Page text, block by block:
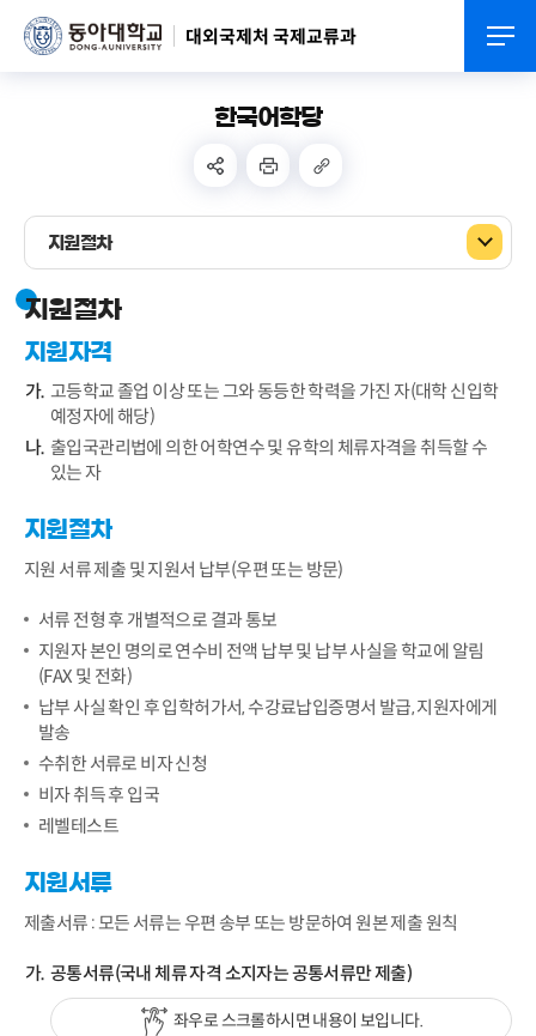
대외국제처 국제교류과
한국어학당
지원절차
지원절차
지원자격
고등학교 졸업 이상 또는 그와 동등한 학력을 가진 자(대학 신입학
예정자에 해당)
출입국관리법에 의한 어학연수 및 유학의 체류자격을 취득할 수
있는 자
지원절차
지원 서류 제출 및 지원서 납부(우편 또는 방문)
서류 전형 후 개별적으로 결과 통보
지원자 본인 명의로 연수비 전액 납부 및 납부 사실을 학교에 알림
(FAX 및 전화)
납부 사실 확인 후 입학허가서, 수강료납입증명서 발급, 지원자에게
발송
수취한 서류로 비자 신청
비자 취득 후 입국
레벨테스트
지원서류
제출서류 : 모든 서류는 우편 송부 또는 방문하여 원본 제출 원칙
공통서류(국내 체류 자격 소지자는 공통서류만 제출)
좌우로 스크롤하시면 내용이 보입니다.